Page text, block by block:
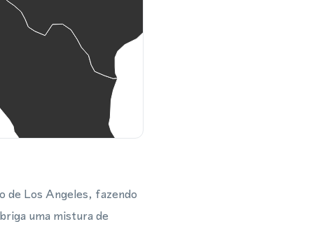
de Los Angeles, fazendo
uma mistura de